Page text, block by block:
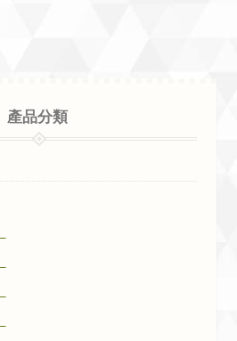
產品分類